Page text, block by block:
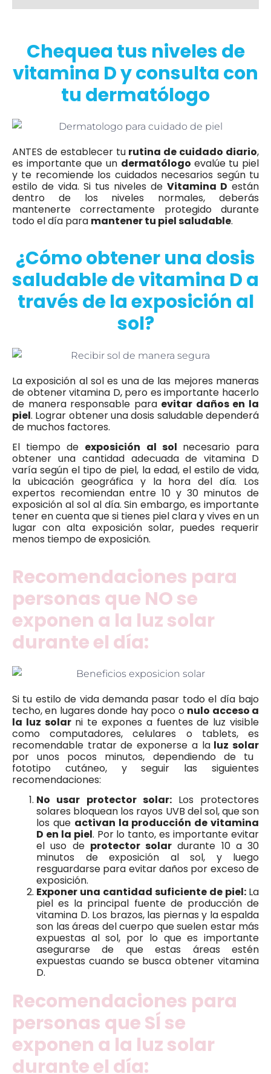
Chequea tus niveles de
vitamina D y consulta con
tu dermatólogo
ANTES de establecer tu rutina de cuidado diario,
es importante que un dermatólogo evalúe tu piel
y te recomiende los cuidados necesarios según tu
estilo de vida. Si tus niveles de Vitamina D están
dentro de los niveles normales, deberás
mantenerte correctamente protegido durante
todo el día para mantener tu piel saludable.
¿Cómo obtener una dosis
saludable de vitamina D a
través de la exposición al
sol?
La exposición al sol es una de las mejores maneras
de obtener vitamina D, pero es importante hacerlo
de manera responsable para evitar daños en la
piel. Lograr obtener una dosis saludable dependerá
de muchos factores.
El tiempo de exposición al sol necesario para
obtener una cantidad adecuada de vitamina D
varía según el tipo de piel, la edad, el estilo de vida,
la ubicación geográfica y la hora del día. Los
expertos recomiendan entre 10 y 30 minutos de
exposición al sol al día. Sin embargo, es importante
tener en cuenta que si tienes piel clara y vives en un
lugar con alta exposición solar, puedes requerir
menos tiempo de exposición.
Recomendaciones para
personas que NO se
exponen a la luz solar
durante el día:
Si tu estilo de vida demanda pasar todo el día bajo
techo, en lugares donde hay poco o nulo acceso a
la luz solarni te expones a fuentes de luz visible
como computadores, celulares o tablets, es
recomendable tratar de exponerse a laluz solar
por unos pocos minutos, dependiendo de tu
fototipo cutáneo, y seguir las siguientes
recomendaciones:
No usar protector solar: Los protectores
solares bloquean los rayos UVB del sol, que son
los que activan la producción de vitamina
D en la piel. Por lo tanto, es importante evitar
el uso de protector solar durante 10 a 30
minutos de exposición al sol, y luego
resguardarse para evitar daños por exceso de
exposición.
Exponer una cantidad suficiente de piel: La
piel es la principal fuente de producción de
vitamina D. Los brazos, las piernas y la espalda
son las áreas del cuerpo que suelen estar más
expuestas al sol, por lo que es importante
asegurarse de que estas áreas estén
expuestas cuando se busca obtener vitamina
D.
Recomendaciones para
personas que SÍ se
exponen a la luz solar
durante el día: